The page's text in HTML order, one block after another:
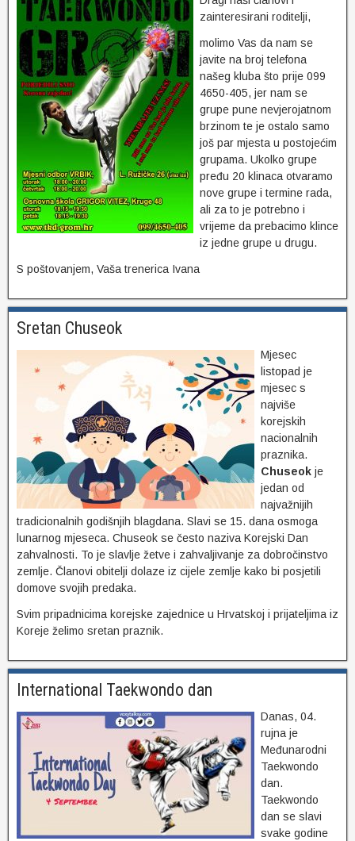
zainteresirani roditelji,
molimo Vas da nam se
javite na broj telefona
našeg kluba što prije 099
4650-405, jer nam se
grupe pune nevjerojatnom
brzinom te je ostalo samo
još par mjesta u postojećim
grupama. Ukolko grupe
pređu 20 klinaca otvaramo
nove grupe i termine rada,
ali za to je potrebno i
vrijeme da prebacimo klince
iz jedne grupe u drugu.
S poštovanjem, Vaša trenerica Ivana
Sretan Chuseok
Mjesec
listopad je
mjesec s
najviše
korejskih
nacionalnih
praznika.
Chuseok je
jedan od
najvažnijih
tradicionalnih godišnjih blagdana. Slavi se 15. dana osmoga
lunarnog mjeseca. Chuseok se često naziva Korejski Dan
zahvalnosti. To je slavlje žetve i zahvaljivanje za dobročinstvo
zemlje. Članovi obitelji dolaze iz cijele zemlje kako bi posjetili
domove svojih predaka.
Svim pripadnicima korejske zajednice u Hrvatskoj i prijateljima iz
Koreje želimo sretan praznik.
International Taekwondo dan
Danas, 04.
rujna je
Međunarodni
Taekwondo
dan.
Taekwondo
dan se slavi
svake godine